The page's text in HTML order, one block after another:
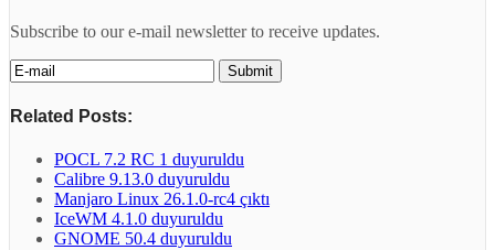
Subscribe to our e-mail newsletter to receive updates.
Related Posts:
POCL 7.2 RC 1 duyuruldu
Calibre 9.13.0 duyuruldu
Manjaro Linux 26.1.0-rc4 çıktı
IceWM 4.1.0 duyuruldu
GNOME 50.4 duyuruldu